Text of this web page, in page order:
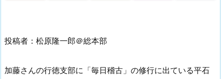
投稿者：松原隆一郎＠総本部
加藤さんの行徳支部に「毎日稽古」の修行に出ている平石